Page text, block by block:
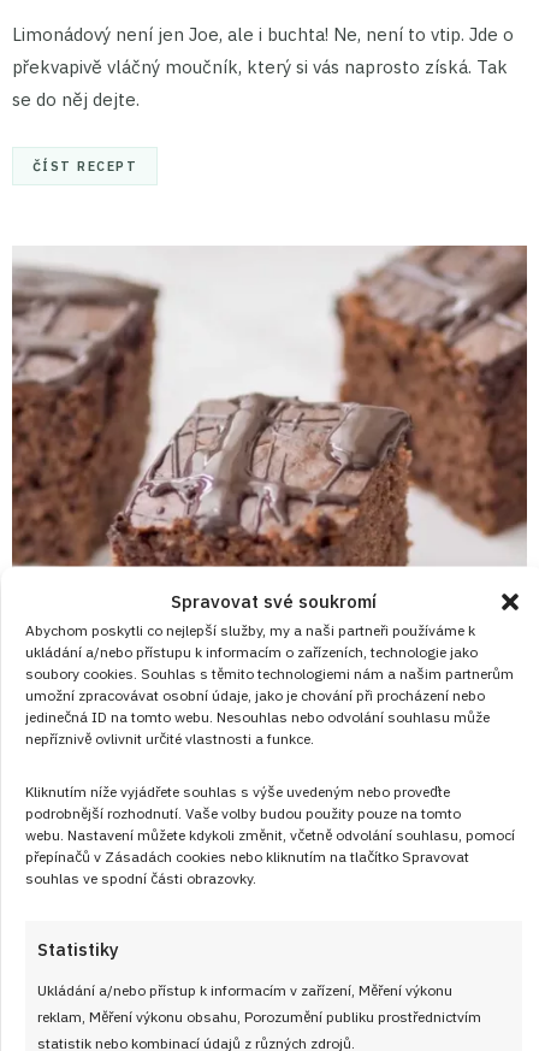
Spravovat své soukromí
Abychom poskytli co nejlepší služby, my a naši partneři používáme k
ukládání a/nebo přístupu k informacím o zařízeních, technologie jako
soubory cookies. Souhlas s těmito technologiemi nám a našim partnerům
umožní zpracovávat osobní údaje, jako je chování při procházení nebo
jedinečná ID na tomto webu. Nesouhlas nebo odvolání souhlasu může
nepříznivě ovlivnit určité vlastnosti a funkce.
Kliknutím níže vyjádřete souhlas s výše uvedeným nebo proveďte
podrobnější rozhodnutí. Vaše volby budou použity pouze na tomto
webu. Nastavení můžete kdykoli změnit, včetně odvolání souhlasu, pomocí
přepínačů v Zásadách cookies nebo kliknutím na tlačítko Spravovat
souhlas ve spodní části obrazovky.
Statistiky
Ukládání a/nebo přístup k informacím v zařízení, Měření výkonu
reklam, Měření výkonu obsahu, Porozumění publiku prostřednictvím
statistik nebo kombinací údajů z různých zdrojů.
Limonádový není jen Joe, ale i buchta! Ne, není to vtip. Jde o
překvapivě vláčný moučník, který si vás naprosto získá. Tak
se do něj dejte.
ČÍST RECEPT
8. 5. 2026
Jak upéct perník, který zůstane měkký i
Rychlý domácí perník s kakaem a čokoládovou polevou.
Vláčný, jednoduchý a vždy oblíbený moučník na plech.